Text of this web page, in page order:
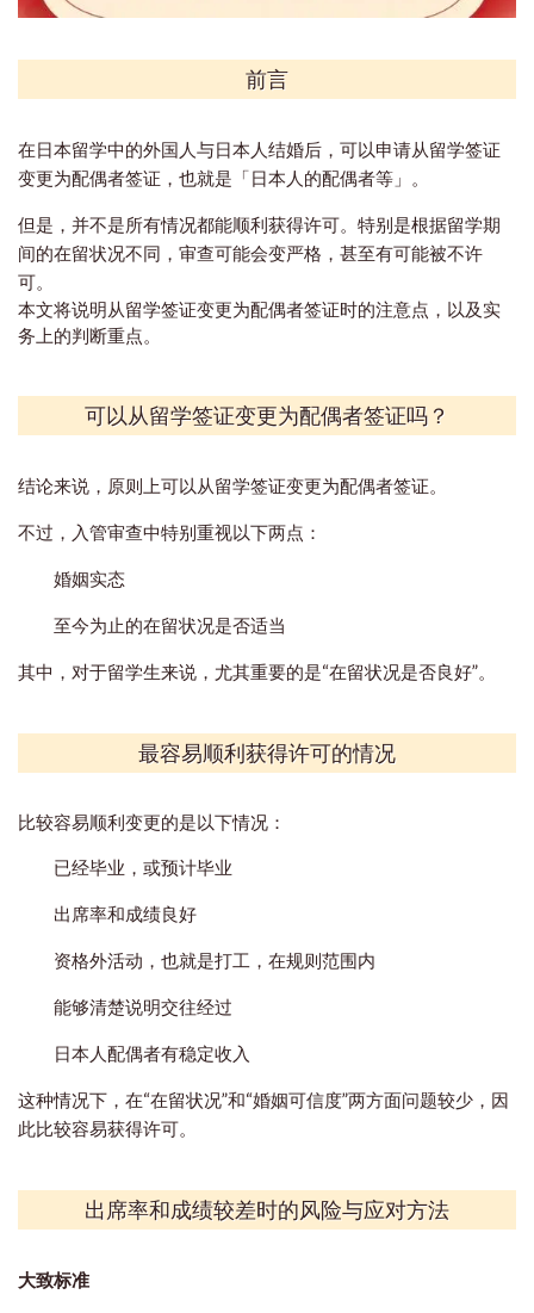
前言
在日本留学中的外国人与日本人结婚后，可以申请从留学签证
变更为配偶者签证，也就是「日本人的配偶者等」。
但是，并不是所有情况都能顺利获得许可。特别是根据留学期
间的在留状况不同，审查可能会变严格，甚至有可能被不许
可。
本文将说明从留学签证变更为配偶者签证时的注意点，以及实
务上的判断重点。
可以从留学签证变更为配偶者签证吗？
结论来说，原则上可以从留学签证变更为配偶者签证。
不过，入管审查中特别重视以下两点：
婚姻实态
至今为止的在留状况是否适当
其中，对于留学生来说，尤其重要的是“在留状况是否良好”。
最容易顺利获得许可的情况
比较容易顺利变更的是以下情况：
已经毕业，或预计毕业
出席率和成绩良好
资格外活动，也就是打工，在规则范围内
能够清楚说明交往经过
日本人配偶者有稳定收入
这种情况下，在“在留状况”和“婚姻可信度”两方面问题较少，因
此比较容易获得许可。
出席率和成绩较差时的风险与应对方法
大致标准